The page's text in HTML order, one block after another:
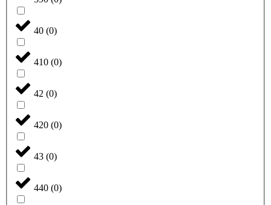
40 (0)
410 (0)
42 (0)
420 (0)
43 (0)
440 (0)